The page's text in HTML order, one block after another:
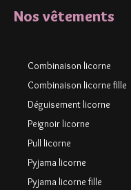
Nos vêtements
Combinaison licorne
Combinaison licorne fille
Déguisement licorne
Peignoir licorne
Pull licorne
Pyjama licorne
Pyjama licorne fille